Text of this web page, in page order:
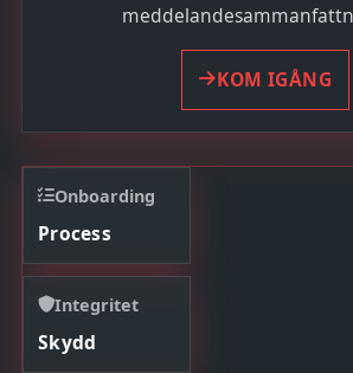
KOM IGÅNG
Onboarding
Process
Integritet
Skydd